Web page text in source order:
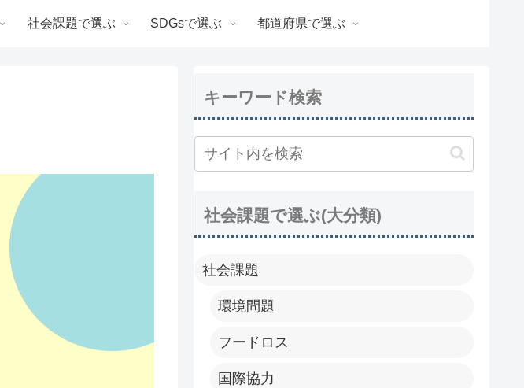
社会課題で選ぶ SDGsで選ぶ 都道府県で選ぶ
キーワード検索
社会課題で選ぶ(大分類)
社会課題
環境問題
フードロス
国際協力